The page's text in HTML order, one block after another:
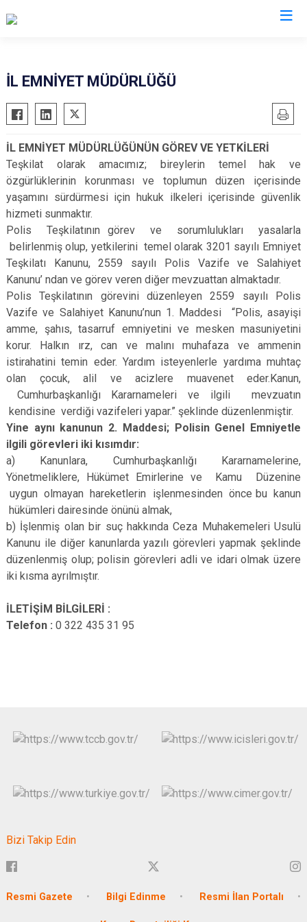
İL EMNİYET MÜDÜRLÜĞÜ
İL EMNİYET MÜDÜRLÜĞÜNÜN GÖREV VE YETKİLERİ
Teşkilat olarak amacımız; bireylerin temel hak ve
özgürlüklerinin korunması ve toplumun düzen içerisinde
yaşamını sürdürmesi için hukuk ilkeleri içerisinde güvenlik
hizmeti sunmaktır.
Polis Teşkilatının görev ve sorumlulukları yasalarla
belirlenmiş olup, yetkilerini temel olarak 3201 sayılı Emniyet
Teşkilatı Kanunu, 2559 sayılı Polis Vazife ve Salahiyet
Kanunu’ ndan ve görev veren diğer mevzuattan almaktadır.
Polis Teşkilatının görevini düzenleyen 2559 sayılı Polis
Vazife ve Salahiyet Kanunu’nun 1. Maddesi “Polis, asayişi
amme, şahıs, tasarruf emniyetini ve mesken masuniyetini
korur. Halkın ırz, can ve malını muhafaza ve ammenin
istirahatini temin eder. Yardım isteyenlerle yardıma muhtaç
olan çocuk, alil ve acizlere muavenet eder.Kanun,
Cumhurbaşkanlığı Kararnameleri ve ilgili mevzuatın
kendisine verdiği vazifeleri yapar.” şeklinde düzenlenmiştir.
Yine aynı kanunun 2. Maddesi; Polisin Genel Emniyetle
ilgili görevleri iki kısımdır:
a) Kanunlara, Cumhurbaşkanlığı Kararnamelerine,
Yönetmeliklere, Hükümet Emirlerine ve Kamu Düzenine
uygun olmayan hareketlerin işlenmesinden önce bu kanun
hükümleri dairesinde önünü almak,
b) İşlenmiş olan bir suç hakkında Ceza Muhakemeleri Usulü
Kanunu ile diğer kanunlarda yazılı görevleri yapmak şeklinde
düzenlenmiş olup; polisin görevleri adli ve idari olmak üzere
iki kısma ayrılmıştır.
İLETİŞİM BİLGİLERİ :
Telefon : 0 322 435 31 95
Bizi Takip Edin
Resmi Gazete Bilgi Edinme Resmi İlan Portalı